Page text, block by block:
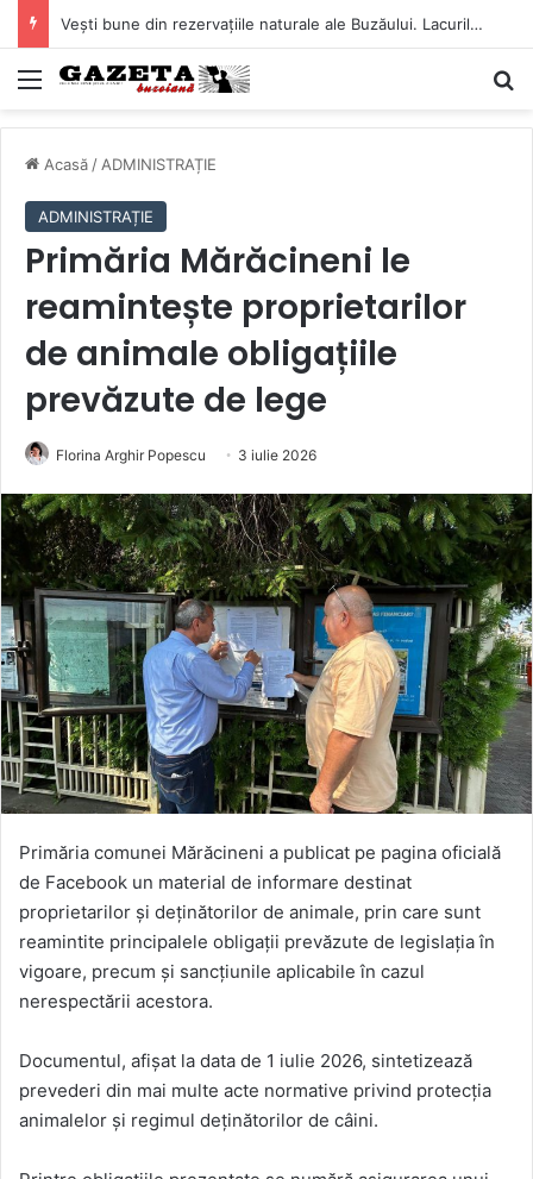
Vești bune din rezervațiile naturale ale Buzăului. Lacurile de la Boldu și Balta Albă și-au refăcut o bună parte din luciul de apă
Mediu
Acasă / ADMINISTRAȚIE
ADMINISTRAȚIE
Primăria Mărăcineni le
reamintește proprietarilor
de animale obligațiile
prevăzute de lege
Florina Arghir Popescu 3 iulie 2026
Primăria comunei Mărăcineni a publicat pe pagina oficială
de Facebook un material de informare destinat
proprietarilor și deținătorilor de animale, prin care sunt
reamintite principalele obligații prevăzute de legislația în
vigoare, precum și sancțiunile aplicabile în cazul
nerespectării acestora.
Documentul, afișat la data de 1 iulie 2026, sintetizează
prevederi din mai multe acte normative privind protecția
animalelor și regimul deținătorilor de câini.